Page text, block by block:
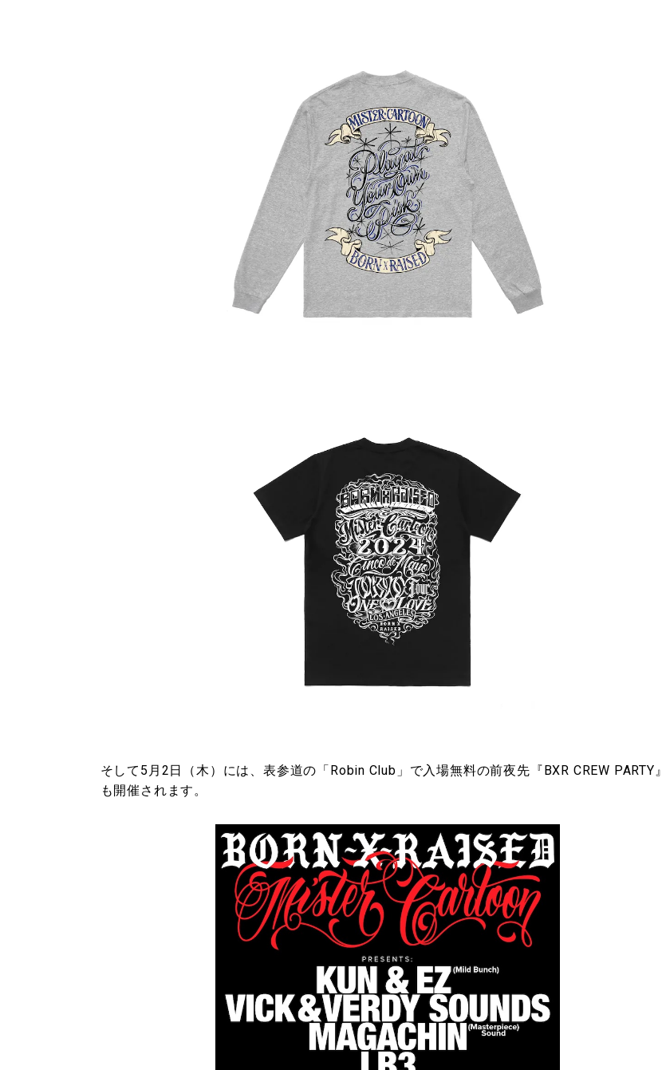
そして5月2日（木）には、表参道の「Robin Club」で入場無料の前夜先『BXR CREW PARTY』
も開催されます。